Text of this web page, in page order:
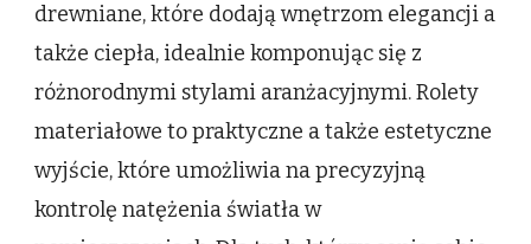
drewniane, które dodają wnętrzom elegancji a
także ciepła, idealnie komponując się z
różnorodnymi stylami aranżacyjnymi. Rolety
materiałowe to praktyczne a także estetyczne
wyjście, które umożliwia na precyzyjną
kontrolę natężenia światła w